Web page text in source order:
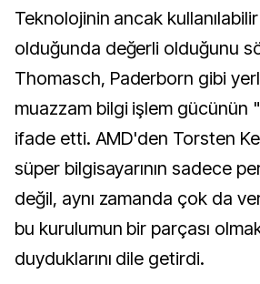
Teknolojinin ancak
olduğunda değerli olduğunu
Thomasch, Paderborn gibi
muazzam bilgi işlem gücünün
ifade etti. AMD'den Torsten
süper bilgisayarının sadece
değil, aynı zamanda çok da
bu kurulumun bir parçası
duyduklarını dile getirdi.